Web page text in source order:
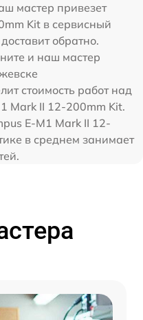
мастер привезет
Kit в сервисный
обратно.
и наш мастер
стоимость работ над
Mark II 12-200mm Kit.
E‑M1 Mark II 12-
в среднем занимает